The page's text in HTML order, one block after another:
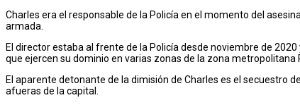
Charles era el responsable de la Policía en el momento del
armada.
El director estaba al frente de la Policía desde noviembre de
que ejercen su dominio en varias zonas de la zona metropolitana
El aparente detonante de la dimisión de Charles es el secuestro
afueras de la capital.